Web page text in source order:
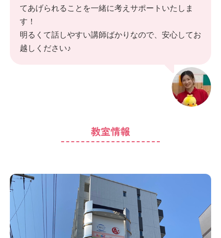
てあげられることを一緒に考えサポートいたしま
す！
明るくて話しやすい講師ばかりなので、安心してお
越しください♪
教室情報